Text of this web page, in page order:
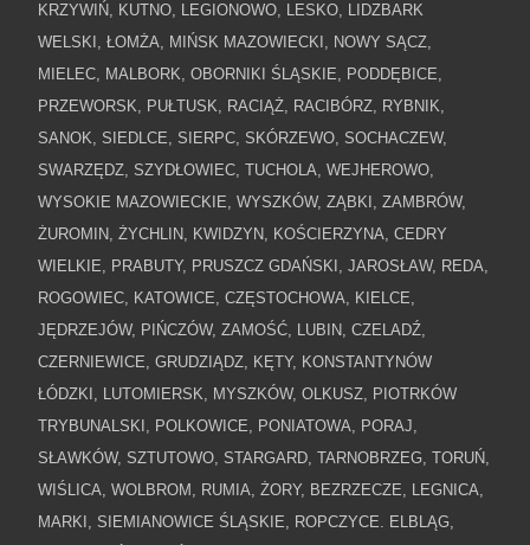
KRZYWIŃ, KUTNO, LEGIONOWO, LESKO, LIDZBARK
WELSKI, ŁOMŻA, MIŃSK MAZOWIECKI, NOWY SĄCZ,
MIELEC, MALBORK, OBORNIKI ŚLĄSKIE, PODDĘBICE,
PRZEWORSK, PUŁTUSK, RACIĄŻ, RACIBÓRZ, RYBNIK,
SANOK, SIEDLCE, SIERPC, SKÓRZEWO, SOCHACZEW,
SWARZĘDZ, SZYDŁOWIEC, TUCHOLA, WEJHEROWO,
WYSOKIE MAZOWIECKIE, WYSZKÓW, ZĄBKI, ZAMBRÓW,
ŻUROMIN, ŻYCHLIN, KWIDZYN, KOŚCIERZYNA, CEDRY
WIELKIE, PRABUTY, PRUSZCZ GDAŃSKI, JAROSŁAW, REDA,
ROGOWIEC, KATOWICE, CZĘSTOCHOWA, KIELCE,
JĘDRZEJÓW, PIŃCZÓW, ZAMOŚĆ, LUBIN, CZELADŹ,
CZERNIEWICE, GRUDZIĄDZ, KĘTY, KONSTANTYNÓW
ŁÓDZKI, LUTOMIERSK, MYSZKÓW, OLKUSZ, PIOTRKÓW
TRYBUNALSKI, POLKOWICE, PONIATOWA, PORAJ,
SŁAWKÓW, SZTUTOWO, STARGARD, TARNOBRZEG, TORUŃ,
WIŚLICA, WOLBROM, RUMIA, ŻORY, BEZRZECZE, LEGNICA,
MARKI, SIEMIANOWICE ŚLĄSKIE, ROPCZYCE. ELBLĄG,